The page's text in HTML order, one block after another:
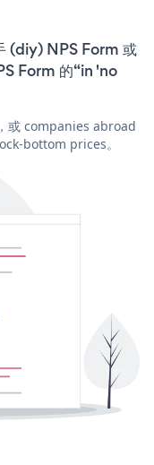
(diy) NPS Form 或
Form 的“in 'no
或 companies abroad
bottom prices。